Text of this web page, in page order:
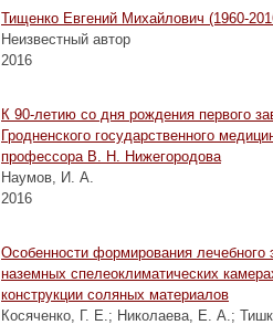
Тищенко Евгений Михайлович (1960-
Неизвестный автор
2016
К 90-летию со дня рождения первого
Гродненского государственного
профессора В. Н. Нижегородова
Наумов, И. А.
2016
Особенности формирования
наземных спелеоклиматических
конструкции соляных материалов
Косяченко, Г. Е.; Николаева, Е. А.;